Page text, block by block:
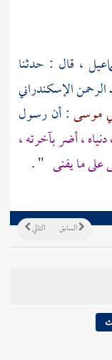
، قال : حدثنا
الإسكندراني
موسى: أن رسول
، أضر بآخرته ،
على ما يفنى " .
التالي السابق